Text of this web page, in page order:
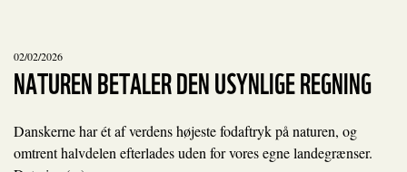
02/02/2026
NATUREN BETALER DEN USYNLIGE REGNING
Danskerne har ét af verdens højeste fodaftryk på naturen, og
omtrent halvdelen efterlades uden for vores egne landegrænser.